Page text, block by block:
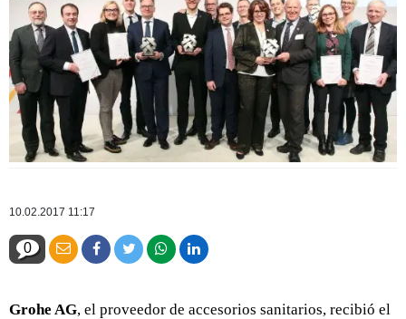
10.02.2017 11:17
0
Grohe AG, el proveedor de accesorios sanitarios, recibió el